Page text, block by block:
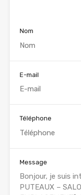
Nom
E-mail
Téléphone
Message